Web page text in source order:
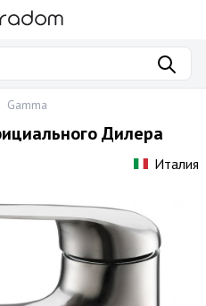
Gamma
Дилера
Италия